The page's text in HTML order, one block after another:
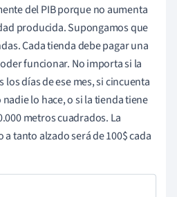
del PIB porque no aumenta
producida. Supongamos que
Cada tienda debe pagar una
funcionar. No importa si la
días de ese mes, si cincuenta
lo hace, o si la tienda tiene
metros cuadrados. La
tanto alzado será de 100$ cada